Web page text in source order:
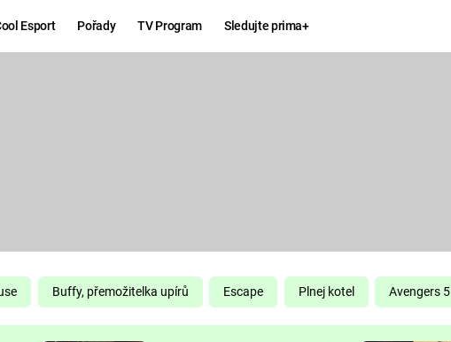
Esport Pořady TV Program Sledujte prima+
DELIVERANCE
KOMEDIE
CHUCK
NORRIS
Buffy, přemožitelka upírů Escape Plnej kotel Avengers 5